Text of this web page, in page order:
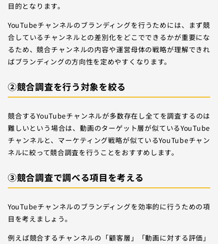
目的となります。
YouTubeチャンネルのブランディングを行うためには、まず競
合しているチャンネルとの差別化をどこでできるかが重要にな
るため、競合チャンネルの内容や運営母体の戦略が理解できれ
ばブランディングの方向性を定めやすくなります。
②競合調査を行う対象を絞る
競合するYouTubeチャンネルが多数存在し全てを調査するのは
難しいという場合は、動画のターゲット層が似ているYouTube
チャンネルと、マーケティング戦略が似ているYouTubeチャン
ネルに絞って競合調査を行うことをおすすめします。
③競合調査で調べる項目を考える
YouTubeチャンネルのブランディングを効率的に行うための項
目を考えましょう。
例えば競合するチャンネルの「顧客層」「動画に対する評価」